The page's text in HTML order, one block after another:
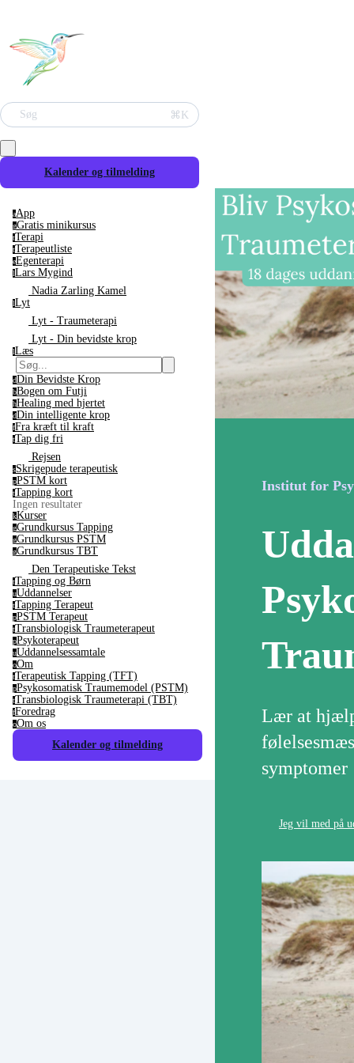
Søg ⌘K
Kalender og tilmelding
aApp
gGratis minikursus
tTerapi
tTerapeutliste
eEgenterapi
lLars Mygind
Nadia Zarling Kamel
lLyt
Lyt - Traumeterapi
Lyt - Din bevidste krop
lLæs
dDin Bevidste Krop
bBogen om Futji
hHealing med hjertet
dDin intelligente krop
fFra kræft til kraft
tTap dig fri
Rejsen
sSkrigepude terapeutisk
pPSTM kort
tTapping kort
Ingen resultater
kKurser
gGrundkursus Tapping
gGrundkursus PSTM
gGrundkursus TBT
Den Terapeutiske Tekst
tTapping og Børn
uUddannelser
tTapping Terapeut
pPSTM Terapeut
tTransbiologisk Traumeterapeut
pPsykoterapeut
uUddannelsessamtale
oOm
tTerapeutisk Tapping (TFT)
pPsykosomatisk Traumemodel (PSTM)
tTransbiologisk Traumeterapi (TBT)
fForedrag
oOm os
Kalender og tilmelding
Institut for
Lær at
symptomer
Jeg vil med på